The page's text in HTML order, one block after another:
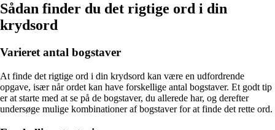
Sådan finder du det rigtige ord i din
krydsord
Varieret antal bogstaver
At finde det rigtige ord i din krydsord kan være en udfordrende
opgave, især når ordet kan have forskellige antal bogstaver. Et godt tip
er at starte med at se på de bogstaver, du allerede har, og derefter
undersøge mulige kombinationer af bogstaver for at finde det rette ord.